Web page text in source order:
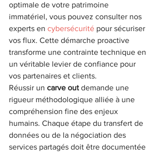
optimale de votre patrimoine
immatériel, vous pouvez consulter nos
experts en cybersécurité pour sécuriser
vos flux. Cette démarche proactive
transforme une contrainte technique en
un véritable levier de confiance pour
vos partenaires et clients.
Réussir un carve out demande une
rigueur méthodologique alliée à une
compréhension fine des enjeux
humains. Chaque étape du transfert de
données ou de la négociation des
services partagés doit être documentée